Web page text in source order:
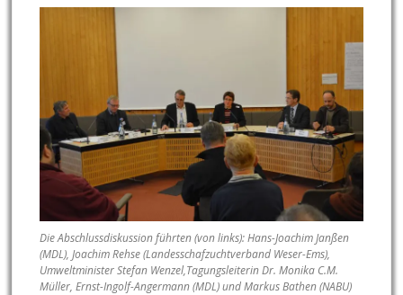
Die Abschlussdiskussion führten (von links): Hans-Joachim Janßen
(MDL), Joachim Rehse (Landesschafzuchtverband Weser-Ems),
Umweltminister Stefan Wenzel,Tagungsleiterin Dr. Monika C.M.
Müller, Ernst-Ingolf-Angermann (MDL) und Markus Bathen (NABU)